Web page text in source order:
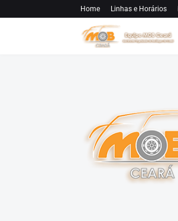
Home Linhas e Horários